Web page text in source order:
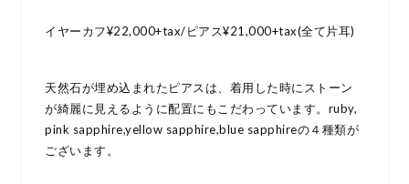
イヤーカフ¥22,000+tax/ピアス¥21,000+tax(全て片耳)
天然石が埋め込まれたピアスは、着用した時にストーン
が綺麗に見えるように配置にもこだわっています。ruby,
pink sapphire,yellow sapphire,blue sapphireの４種類が
ございます。